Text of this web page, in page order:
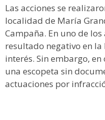
Las acciones se
localidad de María
Campaña. En uno de
resultado negativo en
interés. Sin embargo,
una escopeta sin
actuaciones por